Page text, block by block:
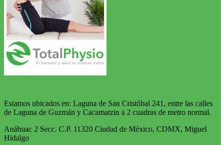
Estamos ubicados en: Laguna de San Cristóbal 241, entre las calles
de Laguna de Guzmán y Cacamatzin a 2 cuadras de metro normal.
Anáhuac 2 Secc. C.P. 11320 Ciudad de México, CDMX, Miguel
Hidalgo